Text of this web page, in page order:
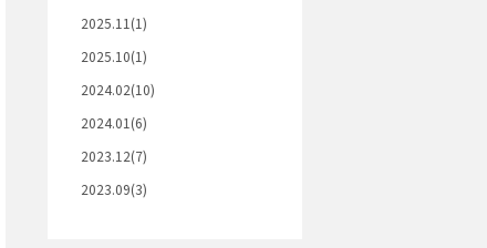
2025.11(1)
2025.10(1)
2024.02(10)
2024.01(6)
2023.12(7)
2023.09(3)